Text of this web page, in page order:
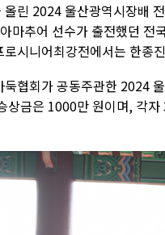
린 2024 울산광역시장배
마추어 선수가 출전했던
시니어최강전에서는 한종
협회가 공동주관한 2024
상금은 1000만 원이며, 각